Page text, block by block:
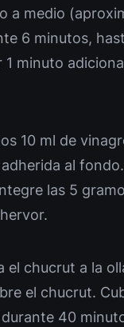
a medio
6 minutos,
minuto
10 ml de
al
las 5
el chucrut a la
el chucrut.
40